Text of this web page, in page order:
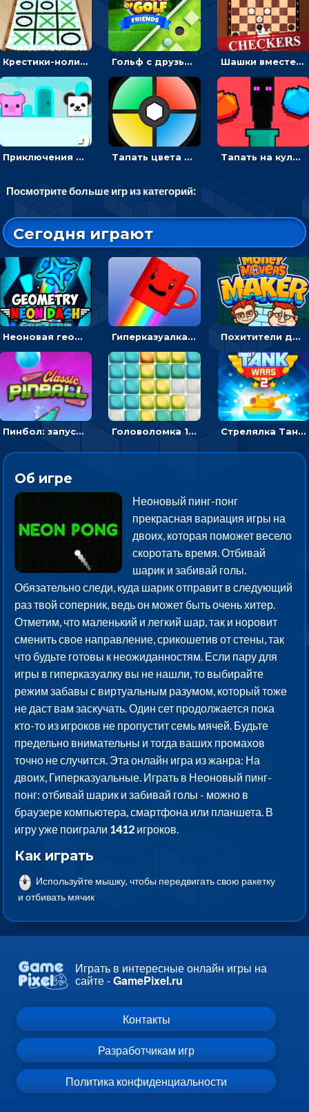
Крестики-нолики на двоих: ставить значки в линию Гольф с друзьями: толкать цветные шарики в лунку – мультиплеер Шашки вместе с другом: двигать фишки в дамки
Приключения панды с поросенком: бежать к двери и собирать драгоценности - на двоих Тапать цвета по кругу на память - зрительная головоломка на двоих Тапать на кулак и бить злодеев - гиперказуалка на двоих
Посмотрите больше игр из категорий:
Сегодня играют
Неоновая геометрия: прыгай через препятствия и собирай шары Гиперказуалка Летающая чашка кофе: двигаться и собирать кубики сахара Похитители денег: управляйте друзьями и соберите все мешки с долларами
Пинбол: запускать шарик, чтобы выбивать очки Головоломка 10х10 Стрелялка Танковые войны: бить по танку врага, чтобы уничтожить зло
Об игре
Неоновый пинг-понг
прекрасная вариация игры на
двоих, которая поможет весело
скоротать время. Отбивай
шарик и забивай голы.
Обязательно следи, куда шарик отправит в следующий
раз твой соперник, ведь он может быть очень хитер.
Отметим, что маленький и легкий шар, так и норовит
сменить свое направление, срикошетив от стены, так
что будьте готовы к неожиданностям. Если пару для
игры в гиперказуалку вы не нашли, то выбирайте
режим забавы с виртуальным разумом, который тоже
не даст вам заскучать. Один сет продолжается пока
кто-то из игроков не пропустит семь мячей. Будьте
предельно внимательны и тогда ваших промахов
точно не случится. Эта онлайн игра из жанра: На
двоих, Гиперказуальные. Играть в Неоновый пинг-
понг: отбивай шарик и забивай голы - можно в
браузере компьютера, смартфона или планшета. В
игру уже поиграли 1412 игроков.
Как играть
Используйте мышку, чтобы передвигать свою ракетку
и отбивать мячик
Играть в интересные онлайн игры на
сайте -GamePixel.ru
Контакты
Разработчикам игр
Политика конфиденциальности